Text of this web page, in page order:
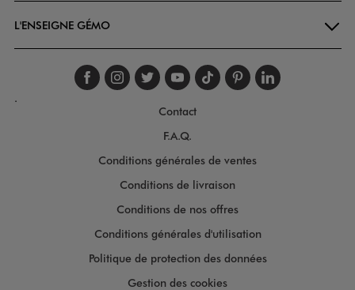
L'ENSEIGNE GÉMO
Suivez-nous sur
Suivez-nous sur
Suivez-nous sur
Suivez-nous
Suivez-nous
Suivez-
.
Contact
F.A.Q.
Conditions générales de ventes
Conditions de livraison
Conditions de nos offres
Conditions générales d'utilisation
Politique de protection des données
Gestion des cookies